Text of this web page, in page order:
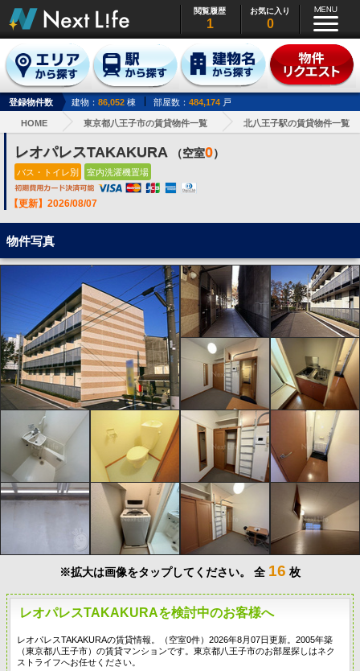
閲覧履歴
1
お気に入り
0
登録物件数 建物： 86,052 棟 部屋数： 484,174 戸
HOME 東京都八王子市の賃貸物件一覧 北八王子駅の賃貸物件一覧
レオパレスTAKAKURA （空室0）
バス・トイレ別 室内洗濯機置場
【更新】2026/08/07
物件写真
※拡大は画像をタップしてください。 全 16 枚
レオパレスTAKAKURAを検討中のお客様へ
レオパレスTAKAKURAの賃貸情報。（空室0件）2026年8月07日更新。2005年築
（東京都八王子市）の賃貸マンションです。東京都八王子市のお部屋探しはネク
ストライフへお任せください。